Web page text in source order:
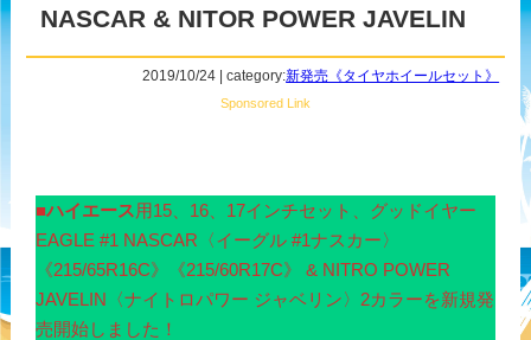
NASCAR & NITOR POWER JAVELIN
2019/10/24 | category:新発売《タイヤホイールセット》
Sponsored Link
■ハイエース用15、16、17インチセット、グッドイヤー
EAGLE #1 NASCAR〈イーグル #1ナスカー〉
《215/65R16C》《215/60R17C》 & NITRO POWER
JAVELIN〈ナイトロパワー ジャベリン〉2カラーを新規発
売開始しました！